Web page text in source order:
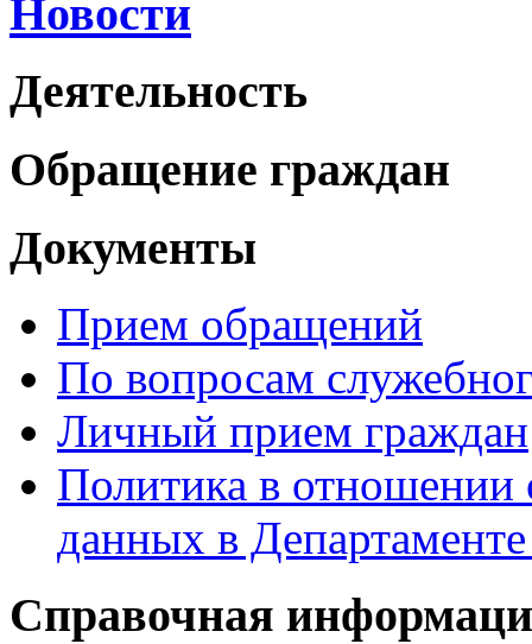
Новости
Деятельность
Обращение граждан
Документы
Прием обращений
По вопросам
Личный прием граждан
Политика в отношении
данных в
Справочная